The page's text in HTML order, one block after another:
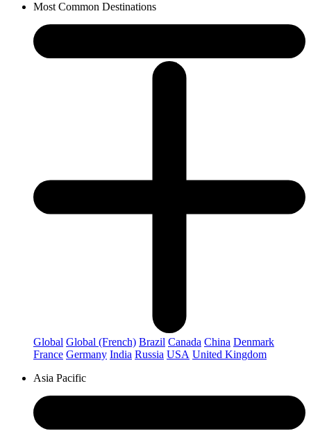
Most Common Destinations
Global Global (French) Brazil Canada China Denmark
France Germany India Russia USA United Kingdom
Asia Pacific